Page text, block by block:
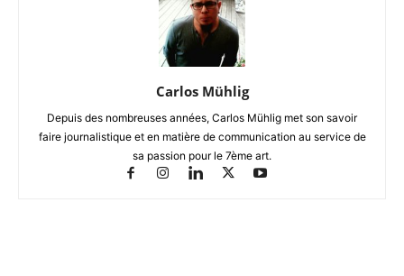
Carlos Mühlig
Depuis des nombreuses années, Carlos Mühlig met son savoir
faire journalistique et en matière de communication au service de
sa passion pour le 7ème art.